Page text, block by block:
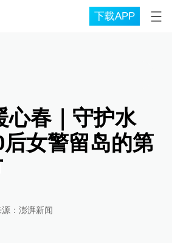
下载APP
心春｜守护水
女警留岛的第
： 澎湃新闻